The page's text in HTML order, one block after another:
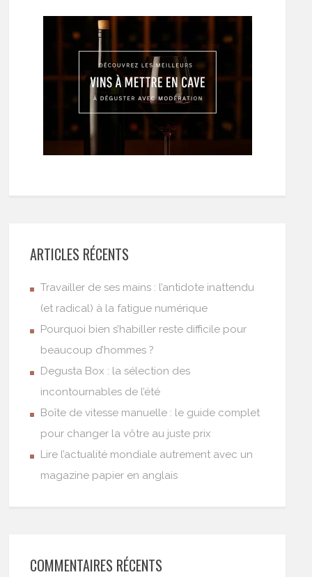
ARTICLES RÉCENTS
Travailler de ses mains : l’antidote inattendu
(et radical) à la fatigue numérique
Pourquoi bien s’habiller reste difficile pour
beaucoup d’hommes ?
Degusta Box : la sélection des
incontournables de l’été
Boîte de vitesse manuelle : le guide complet
pour changer la vôtre au juste prix
Lire l’actualité mondiale autrement avec un
magazine papier en anglais
COMMENTAIRES RÉCENTS